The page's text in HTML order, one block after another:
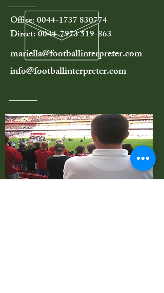
Office:0044-1737 830774
Direct:0044-7973 519-863
mariella@footballinterpreter.com
info@footballinterpreter.com